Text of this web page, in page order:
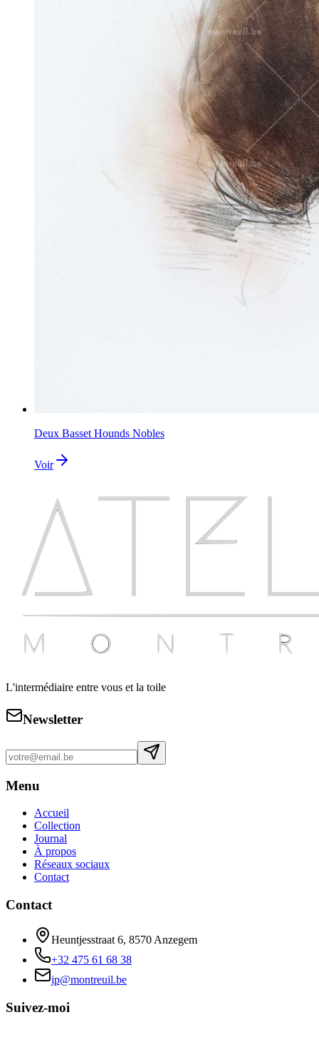
Deux Basset Hounds Nobles
Voir
L'intermédiaire entre vous et la toile
Newsletter
Menu
Accueil
Collection
Journal
À propos
Réseaux sociaux
Contact
Contact
Heuntjesstraat 6, 8570 Anzegem
+32 475 61 68 38
jp@montreuil.be
Suivez-moi